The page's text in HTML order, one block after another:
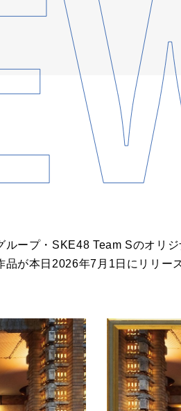
ープ・SKE48 Team Sのオリ
が本日2026年7月1日にリリー